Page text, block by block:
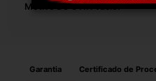
Motivo De GTIN Vacío:
Garantia Certificado de